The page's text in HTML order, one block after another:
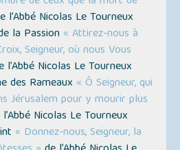
l’Abbé Nicolas Le Tourneux
la Passion « Attirez-nous à
Seigneur, où nous Vous
l’Abbé Nicolas Le Tourneux
des Rameaux « Ô Seigneur, qui
Jérusalem pour y mourir plus
Nicolas Le Tourneux
« Donnez-nous, Seigneur, la